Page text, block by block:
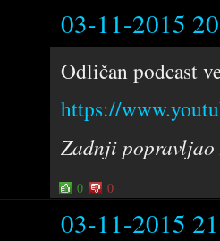
03-11-2015
Odličan podcast
https://
Zadnji
0 0
03-11-2015